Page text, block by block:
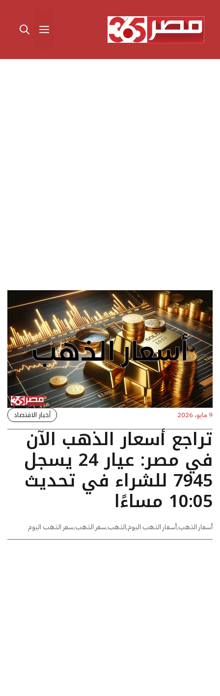
المحتوى القائمة
9 مايو، 2026 أخبار الاقتصاد
تراجع أسعار الذهب الآن
في مصر: عيار 24 يسجل
7945 للشراء في تحديث
10:05 مساءًا
أسعار الذهب,أسعار الذهب اليوم,الذهب,سعر الذهب,سعر الذهب اليوم